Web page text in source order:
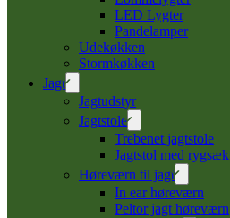
LED Lygter
Pandelamper
Udekøkken
Stormkøkken
Jagt
Jagtudstyr
Jagtstole
Trebenet jagtstole
Jagtstol med rygsæk
Høreværn til jagt
In ear høreværn
Peltor jagt høreværn